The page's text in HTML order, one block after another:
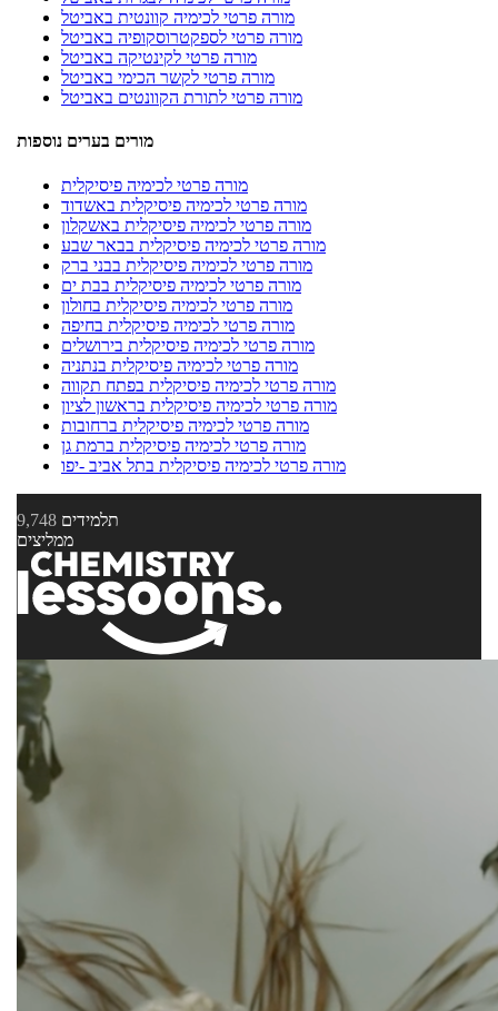
מורה פרטי לכימיה קוונטית באביטל
מורה פרטי לספקטרוסקופיה באביטל
מורה פרטי לקינטיקה באביטל
מורה פרטי לקשר הכימי באביטל
מורה פרטי לתורת הקוונטים באביטל
מורים בערים נוספות
מורה פרטי לכימיה פיסיקלית
מורה פרטי לכימיה פיסיקלית באשדוד
מורה פרטי לכימיה פיסיקלית באשקלון
מורה פרטי לכימיה פיסיקלית בבאר שבע
מורה פרטי לכימיה פיסיקלית בבני ברק
מורה פרטי לכימיה פיסיקלית בבת ים
מורה פרטי לכימיה פיסיקלית בחולון
מורה פרטי לכימיה פיסיקלית בחיפה
מורה פרטי לכימיה פיסיקלית בירושלים
מורה פרטי לכימיה פיסיקלית בנתניה
מורה פרטי לכימיה פיסיקלית בפתח תקווה
מורה פרטי לכימיה פיסיקלית בראשון לציון
מורה פרטי לכימיה פיסיקלית ברחובות
מורה פרטי לכימיה פיסיקלית ברמת גן
מורה פרטי לכימיה פיסיקלית בתל אביב -יפו
9,748 תלמידים
ממליצים